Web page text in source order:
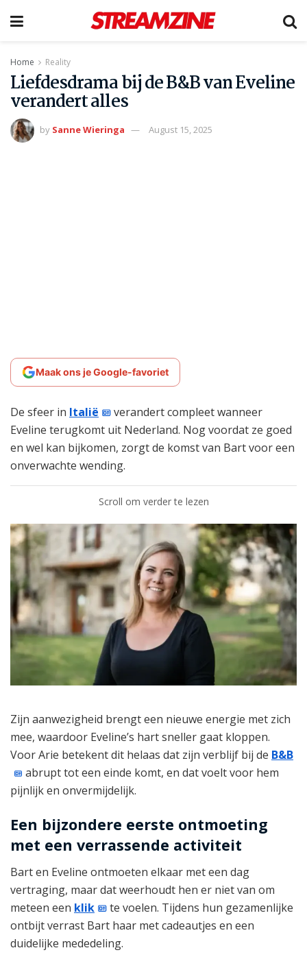
Home Reality
Liefdesdrama bij de B&B van Eveline
verandert alles
by Sanne Wieringa August 15, 2025
Maak ons je Google-favoriet
De sfeer in Italië
verandert compleet wanneer
Eveline terugkomt uit Nederland. Nog voordat ze goed
en wel kan bijkomen, zorgt de komst van Bart voor een
onverwachte wending.
Scroll om verder te lezen
Zijn aanwezigheid brengt een nieuwe energie met zich
mee, waardoor Eveline’s hart sneller gaat kloppen.
Voor Arie betekent dit helaas dat zijn verblijf bij de B&B
abrupt tot een einde komt, en dat voelt voor hem
pijnlijk en onvermijdelijk.
Een bijzondere eerste ontmoeting
met een verrassende activiteit
Bart en Eveline ontmoeten elkaar met een dag
vertraging, maar dat weerhoudt hen er niet van om
meteen een klik
te voelen. Tijdens hun gezamenlijke
ontbijt verrast Bart haar met cadeautjes en een
duidelijke mededeling.